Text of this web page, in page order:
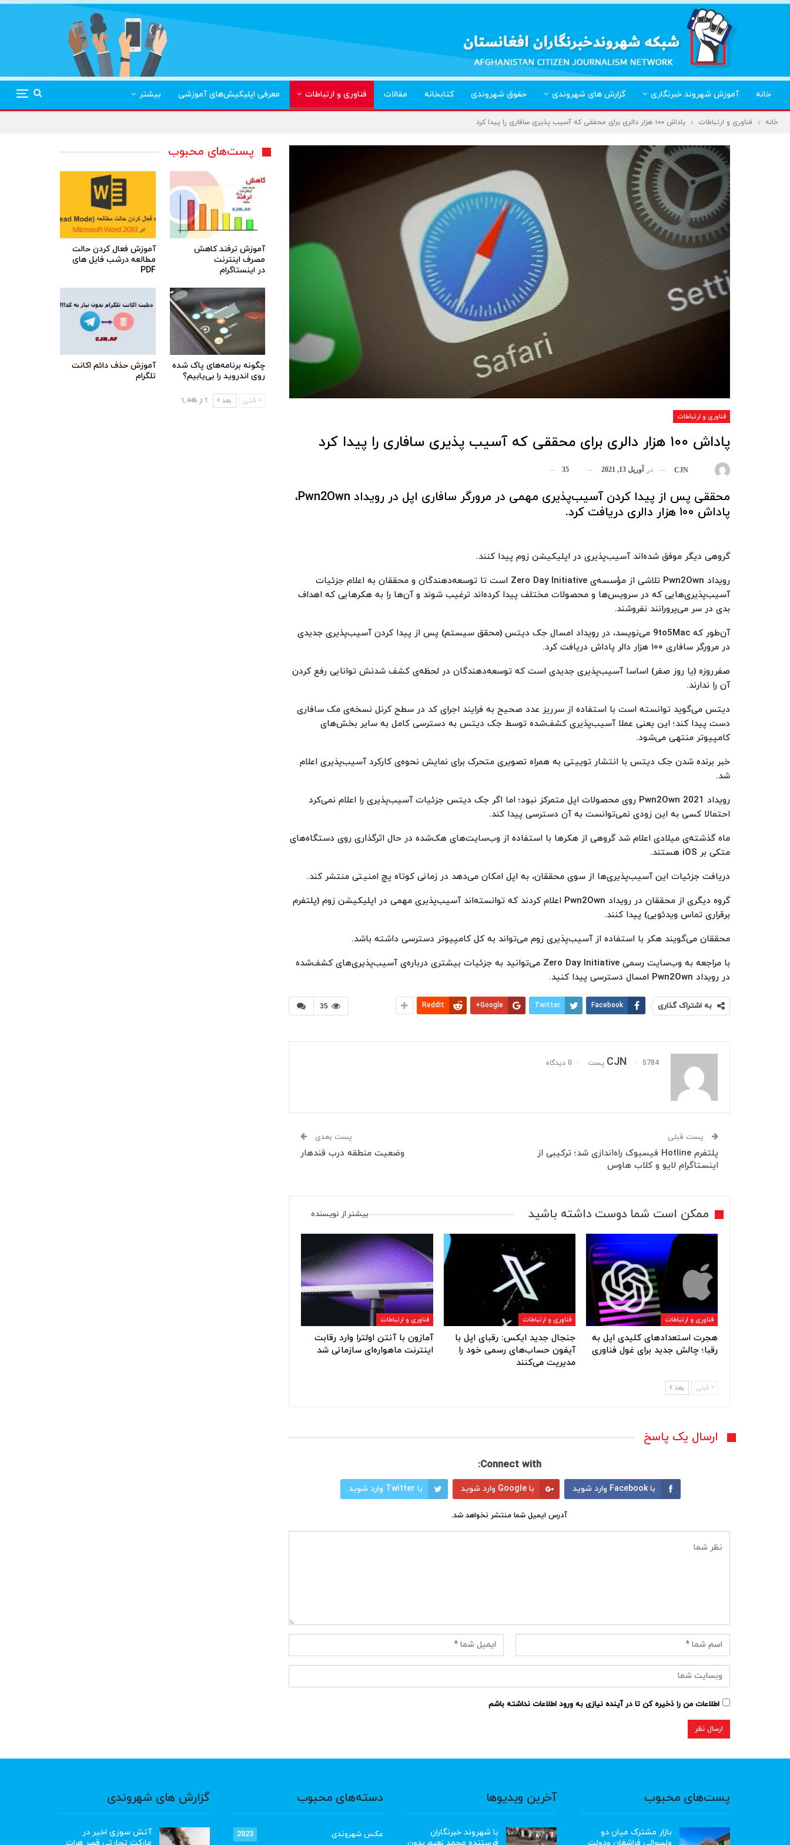
خانه آموزش شهروند خبرنگاری گزارش های شهروندی حقوق شهروندی کتابخانه مقالات فناوری و ارتباطات معرفی اپلیکیش‌های آموزشی بیشتر
خانه فناوری و ارتباطات پاداش ۱۰۰ هزار دالری برای محققی که آسیب پذیری سافاری را پیدا کرد
فناوری و ارتباطات
پاداش ۱۰۰ هزار دالری برای محققی که آسیب پذیری سافاری را پیدا کرد
CJN در آوریل 13, 2021 35
محققی پس از پیدا کردن آسیب‌پذیری مهمی در مرورگر سافاری اپل در رویداد Pwn2Own،
پاداش ۱۰۰ هزار دالری دریافت کرد.
گروهی دیگر موفق شده‌اند آسیب‌پذیری در اپلیکیشن زوم پیدا کنند.
رویداد Pwn2Own تلاشی از مؤسسه‌ی Zero Day Initiative است تا توسعه‌دهندگان و محققان به اعلام جزئیات
آسیب‌پذیری‌هایی که در سرویس‌ها و محصولات مختلف پیدا کرده‌اند ترغیب شوند و آن‌ها را به هکرهایی که اهداف
بدی در سر می‌پرورانند نفروشند.
آن‌طور که 9to5Mac می‌نویسد، در رویداد امسال جک دیتس (محقق سیستم) پس از پیدا کردن آسیب‌پذیری جدیدی
در مرورگر سافاری ۱۰۰ هزار دالر پاداش دریافت کرد.
صفرروزه (یا روز صفر) اساسا آسیب‌پذیر‌ی جدیدی است که توسعه‌دهندگان در لحظه‌ی کشف شدنش توانایی رفع کردن
آن را ندارند.
دیتس می‌گوید توانسته است با استفاده از سرریز عدد صحیح به فرایند اجرای کد در سطح کرنل نسخه‌ی مک سافاری
دست پیدا کند؛ این یعنی عملا آسیب‌پذیری کشف‌شده توسط جک دیتس به دسترسی کامل به سایر بخش‌های
کامپیوتر منتهی می‌شود.
خبر برنده شدن جک دیتس با انتشار توییتی به‌ همراه تصویری متحرک برای نمایش نحوه‌ی کارکرد آسیب‌پذیری اعلام
شد.
رویداد Pwn2Own 2021 روی محصولات اپل متمرکز نبود؛ اما اگر جک دیتس جزئیات آسیب‌پذیری را اعلام نمی‌کرد
احتمالا کسی به این ‌زودی نمی‌توانست به آن دسترسی پیدا کند.
ماه گذشته‌ی میلادی اعلام شد گروهی از هکرها با استفاده از وب‌سایت‌های هک‌شده در حال اثرگذاری روی دستگاه‌های
متکی‌ بر iOS هستند.
دریافت جزئیات این آسیب‌پذیری‌ها از سوی محققان، به اپل امکان می‌دهد در زمانی کوتاه پچ امنیتی منتشر کند.
گروه دیگری از محققان در رویداد Pwn2Own اعلام کردند که توانسته‌اند آسیب‌پذیری مهمی در اپلیکیشن زوم (پلتفرم
برقراری تماس ویدئویی) پیدا کنند.
محققان می‌گویند هکر با استفاده از آسیب‌پذیری زوم می‌تواند به کل کامپیوتر دسترسی داشته باشد.
با مراجعه به وب‌سایت رسمی Zero Day Initiative می‌توانید به جزئیات بیشتری درباره‌ی آسیب‌پذیری‌های کشف‌شده
در رویداد Pwn2Own امسال دسترسی پیدا کنید.
35 به اشتراک گذاری Facebook
Twitter
Google+
ReddIt
CJN 5784 پست 0 دیدگاه
پست قبلی
پلتفرم Hotline فیسبوک راه‌اندازی شد؛ ترکیبی از
اینستاگرام لایو و کلاب هاوس
پست بعدی
وضعیت منطقه درب قندهار
ممکن است شما دوست داشته باشید بیشتر از نویسنده
فناوری و ارتباطات
هجرت استعدادهای کلیدی اپل به
رقبا؛ چالش جدید برای غول فناوری
فناوری و ارتباطات
جنجال جدید ایکس: رقبای اپل با
آیفون حساب‌های رسمی خود را
مدیریت می‌کنند
فناوری و ارتباطات
آمازون با آنتن اولترا وارد رقابت
اینترنت ماهواره‌ای سازمانی شد
قبلی بعد
ارسال یک پاسخ
Connect with:
با Facebook وارد شوید با Google وارد شوید با Twitter وارد شوید
آدرس ایمیل شما منتشر نخواهد شد.
اطلاعات من را ذخیره کن تا در آینده نیازی به ورود اطلاعات نداشته باشم
پست‌های محبوب
آموزش ترفند کاهش
مصرف اینترنت
در اینستاگرام
آموزش فعال کردن حالت
مطالعه درشب فایل های
PDF
چگونه برنامه‌های پاک شده
روی اندروید را بی‌یابیم؟
آموزش حذف دائم اکانت
تلگرام
قبلی بعد 1 از 1,446
پست‌های محبوب
بازار مشترک میان دو
ولسوالی فراشغان ودولت
آخرین ویدیوها
با شهروند خبرنگاران
فرستنده محمد نعیم بدون
دسته‌های محبوب
عکس شهروندی 2823
گزارش های شهروندی
آتش سوزی اخیر در
مارکت تجارتی قصر هرات